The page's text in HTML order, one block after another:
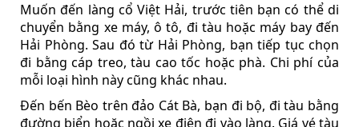
Muốn đến làng cổ Việt Hải, trước tiên bạn có thể di
chuyển bằng xe máy, ô tô, đi tàu hoặc máy bay đến
Hải Phòng. Sau đó từ Hải Phòng, bạn tiếp tục chọn
đi bằng cáp treo, tàu cao tốc hoặc phà. Chi phí của
mỗi loại hình này cũng khác nhau.
Đến bến Bèo trên đảo Cát Bà, bạn đi bộ, đi tàu bằng
đường biển hoặc ngồi xe điện đi vào làng. Giá vé tàu